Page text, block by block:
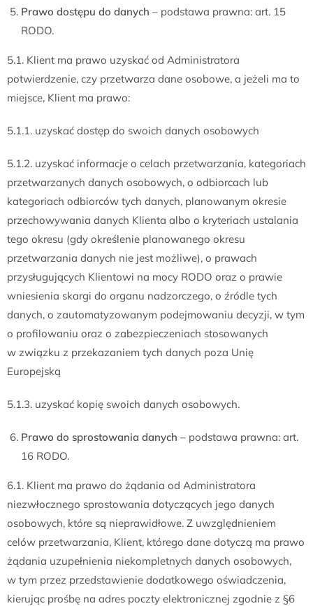
Prawo dostępu do danych – podstawa prawna: art. 15
RODO.
5.1. Klient ma prawo uzyskać od Administratora
potwierdzenie, czy przetwarza dane osobowe, a jeżeli ma to
miejsce, Klient ma prawo:
5.1.1. uzyskać dostęp do swoich danych osobowych
5.1.2. uzyskać informacje o celach przetwarzania, kategoriach
przetwarzanych danych osobowych, o odbiorcach lub
kategoriach odbiorców tych danych, planowanym okresie
przechowywania danych Klienta albo o kryteriach ustalania
tego okresu (gdy określenie planowanego okresu
przetwarzania danych nie jest możliwe), o prawach
przysługujących Klientowi na mocy RODO oraz o prawie
wniesienia skargi do organu nadzorczego, o źródle tych
danych, o zautomatyzowanym podejmowaniu decyzji, w tym
o profilowaniu oraz o zabezpieczeniach stosowanych
w związku z przekazaniem tych danych poza Unię
Europejską
5.1.3. uzyskać kopię swoich danych osobowych.
Prawo do sprostowania danych – podstawa prawna: art.
16 RODO.
6.1. Klient ma prawo do żądania od Administratora
niezwłocznego sprostowania dotyczących jego danych
osobowych, które są nieprawidłowe. Z uwzględnieniem
celów przetwarzania, Klient, którego dane dotyczą ma prawo
żądania uzupełnienia niekompletnych danych osobowych,
w tym przez przedstawienie dodatkowego oświadczenia,
kierując prośbę na adres poczty elektronicznej zgodnie z §6